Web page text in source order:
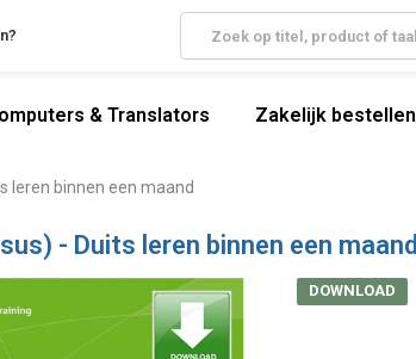
& Translators Zakelijk bestellen
leren binnen een maand
- Duits leren binnen een maand
DOWNLOAD